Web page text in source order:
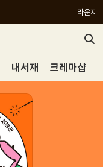
라운지
내서재 크레마샵